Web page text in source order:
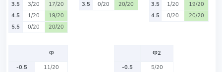
3.5
3/20
17/20
4.5
1/20
19/20
5.5
0/20 20/20
3.5
0/20 20/20
3.5
1/20
19/20
4.5
0/20 20/20
Ф
-0.5
11/20
Ф2
-0.5
5/20